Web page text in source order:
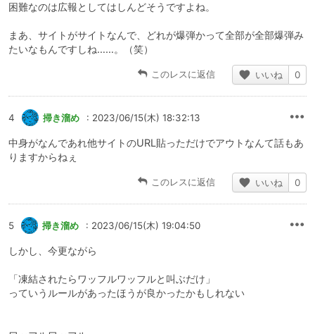
困難なのは広報としてはしんどそうですよね。
まあ、サイトがサイトなんで、どれが爆弾かって全部が全部爆弾み
たいなもんですしね……。（笑）
このレスに返信 いいね 0
4 掃き溜め : 2023/06/15(木) 18:32:13
中身がなんであれ他サイトのURL貼っただけでアウトなんて話もあ
りますからねぇ
このレスに返信 いいね 0
5 掃き溜め : 2023/06/15(木) 19:04:50
しかし、今更ながら
「凍結されたらワッフルワッフルと叫ぶだけ」
っていうルールがあったほうが良かったかもしれない